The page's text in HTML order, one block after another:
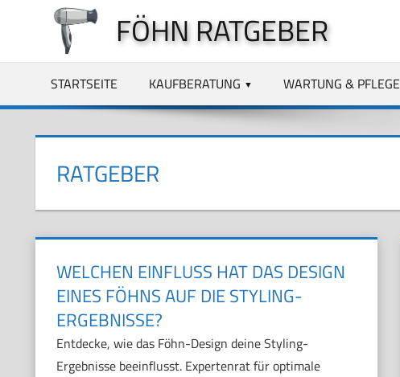
springen
FÖHN RATGEBER
STARTSEITE KAUFBERATUNG WARTUNG & PFLEGE
RATGEBER
WELCHEN EINFLUSS HAT DAS DESIGN
EINES FÖHNS AUF DIE STYLING-
ERGEBNISSE?
Entdecke, wie das Föhn-Design deine Styling-
Ergebnisse beeinflusst. Expertenrat für optimale